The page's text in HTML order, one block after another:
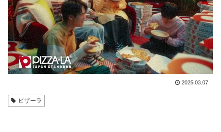
2025.03.07
ピザーラ